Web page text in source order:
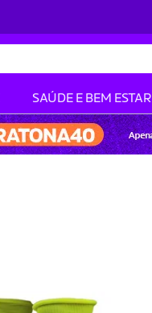
SAÚDE E BEM ESTAR